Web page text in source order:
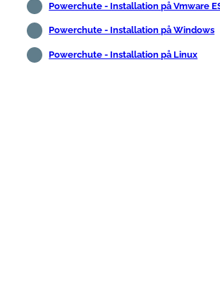
Powerchute - Installation på Vmware
Powerchute - Installation på Windows
Powerchute - Installation på Linux